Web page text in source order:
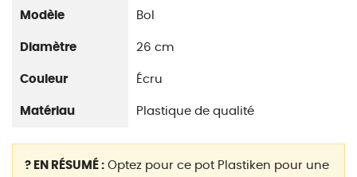
Modèle Bol
Diamètre 26 cm
Couleur Écru
Matériau Plastique de qualité
? EN RÉSUMÉ : Optez pour ce pot Plastiken pour une